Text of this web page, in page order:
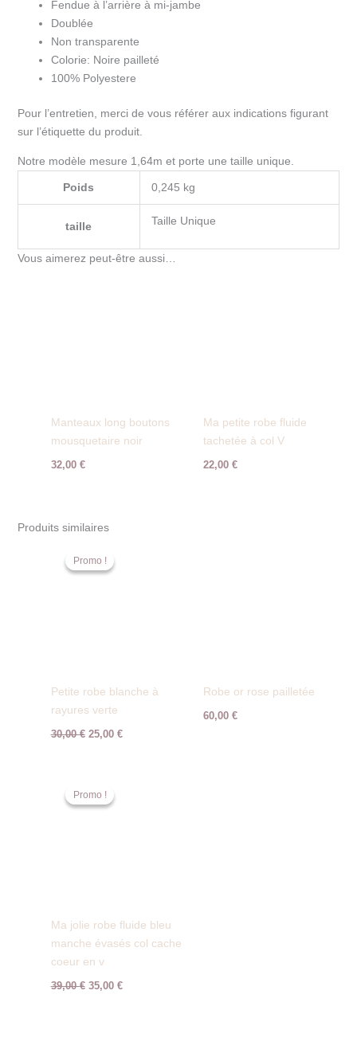
Fendue à l’arrière à mi-jambe
Doublée
Non transparente
Colorie: Noire pailleté
100% Polyestere
Pour l’entretien, merci de vous référer aux indications figurant
sur l’étiquette du produit.
Notre modèle mesure 1,64m et porte une taille unique.
Poids 0,245 kg
taille Taille Unique
Vous aimerez peut-être aussi…
Manteaux long boutons
mousquetaire noir
32,00 €
Ma petite robe fluide
tachetée à col V
22,00 €
Produits similaires
Promo !
Promo !
Petite robe blanche à
rayures verte
30,00€
prix
initial
25,00 €
Robe or rose pailletée
60,00 €
Promo !
Promo !
Ma jolie robe fluide bleu
manche évasés col cache
coeur en v
39,00€
prix
initial
35,00 €